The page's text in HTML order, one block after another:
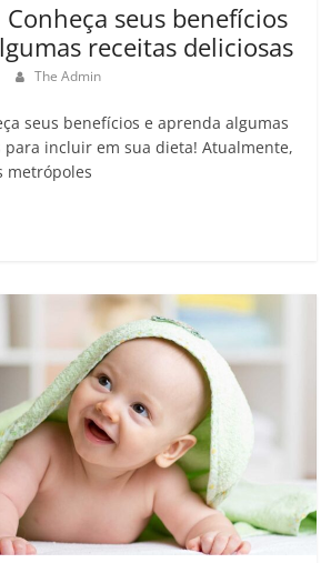
seus benefícios
receitas deliciosas
The Admin
seus benefícios e aprenda algumas
para incluir em sua dieta! Atualmente,
metrópoles